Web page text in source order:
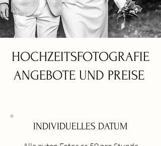
HOCHZEITSFOTOGRAFIE
ANGEBOTE UND PREISE
INDIVIDUELLES DATUM